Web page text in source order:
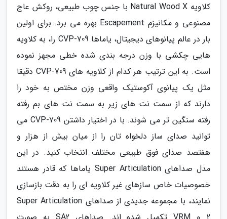
کلاویه Natural Wood X با جنس چوب طبیعی، روکش عاج
مصنوعی و مکانیزم Escapement بهره می برد. برای اولین
بار در عالم پیانوهای دیجیتال، یاماها CVP-709 را، به کلاویه
هایی چکشی با وزن درجه بندی شده خطی مجهز نموده
است. به این ترتیب هر کدام از کلاویه های CVP-709 دقیقا
مثل یک پیانوی آکوستیک واقعی وزن مختص به خود را
دارند که از سمت نت های زیر به سمت نت های بم رفته
رفته سنگین تر می شوند. با در اختیار داشتن CVP-709 می
توانید صدای ساز دلخواه تان را از میان بیش از هزار و
هفتصد صدای فوق طبیعی مختلف انتخاب کنید. در این
مدل صداهای Super Articulation یاماها که قادر هستند
خصوصیات خاص سازهای غیر کلاویه ای را به دقت بازسازی
نمایند، با مجموعه جدیدی از صداهای Super Articulation